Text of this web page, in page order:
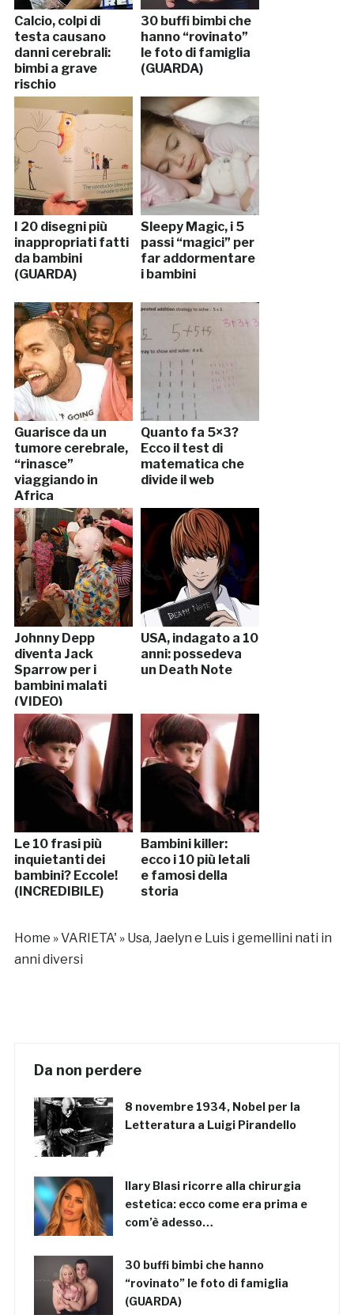
Calcio, colpi di
testa causano
danni cerebrali:
bimbi a grave
rischio
30 buffi bimbi che
hanno “rovinato”
le foto di famiglia
(GUARDA)
I 20 disegni più
inappropriati fatti
da bambini
(GUARDA)
Sleepy Magic, i 5
passi “magici” per
far addormentare
i bambini
Guarisce da un
tumore cerebrale,
“rinasce”
viaggiando in
Africa
Quanto fa 5×3?
Ecco il test di
matematica che
divide il web
Johnny Depp
diventa Jack
Sparrow per i
bambini malati
(VIDEO)
USA, indagato a 10
anni: possedeva
un Death Note
Le 10 frasi più
inquietanti dei
bambini? Eccole!
(INCREDIBILE)
Bambini killer:
ecco i 10 più letali
e famosi della
storia
Home »VARIETA' » Usa, Jaelyn e Luis i gemellini nati in
anni diversi
Da non perdere
8 novembre 1934, Nobel per la
Letteratura a Luigi Pirandello
Ilary Blasi ricorre alla chirurgia
estetica: ecco come era prima e
com’è adesso…
30 buffi bimbi che hanno
“rovinato” le foto di famiglia
(GUARDA)